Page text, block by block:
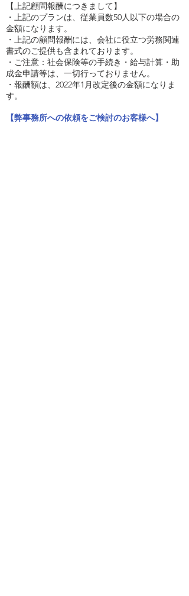
【上記顧問報酬につきまして】
​・上記のプランは、従業員数50人以下の場合の
金額になります。
・上記の顧問報酬には、会社に役立つ労務関連
書式のご提供も含まれております。
・ご注意：社会保険等の手続き・給与計算・助
成金申請等は、一切行っておりません。
・報酬額は、2022年1月改定後の金額になりま
す。​​
【弊事務所への依頼をご検討のお客様へ】